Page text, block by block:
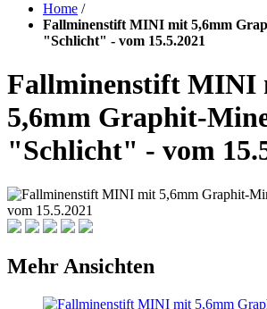
Home /
Fallminenstift MINI mit 5,6mm
"Schlicht" - vom 15.5.2021
Fallminenstift MINI
5,6mm Graphit-
"Schlicht" - vom
Mehr Ansichten